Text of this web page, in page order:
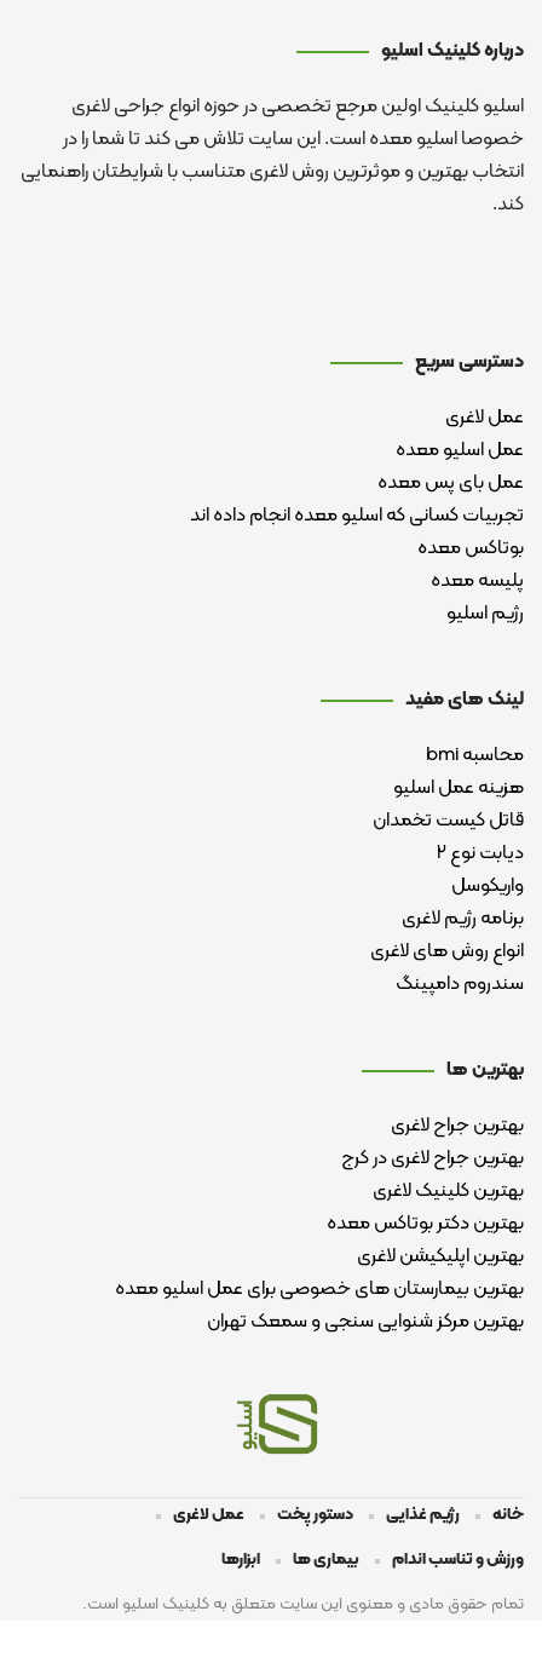
درباره کلینیک اسلیو
اسلیو کلینیک اولین مرجع تخصصی در حوزه انواع جراحی لاغری
خصوصا اسلیو معده است. این سایت تلاش می کند تا شما را در
انتخاب بهترین و موثرترین روش لاغری متناسب با شرایطتان راهنمایی
کند.
دسترسی سریع
عمل لاغری
عمل اسلیو معده
عمل بای پس معده
تجربیات کسانی که اسلیو معده انجام داده اند
بوتاکس معده
پلیسه معده
رژیم اسلیو
لینک های مفید
محاسبه bmi
هزینه عمل اسلیو
قاتل کیست تخمدان
دیابت نوع ۲
واریکوسل
برنامه رژیم لاغری
انواع روش های لاغری
سندروم دامپینگ
بهترین ها
بهترین جراح لاغری
بهترین جراح لاغری در کرج
بهترین کلینیک لاغری
بهترین دکتر بوتاکس معده
بهترین اپلیکیشن لاغری
بهترین بیمارستان های خصوصی برای عمل اسلیو معده
بهترین مرکز شنوایی سنجی و سمعک تهران
خانه رژیم غذایی دستور پخت
عمل لاغری
ورزش و تناسب اندام
بیماری ها
ابزارها
تمام حقوق مادی و معنوی این سایت متعلق به کلینیک اسلیو است.